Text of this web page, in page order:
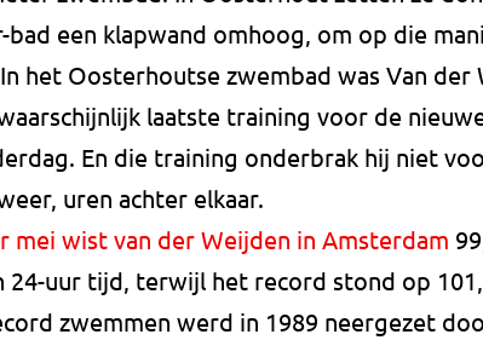
bad een klapwand omhoog, om op die
het Oosterhoutse zwembad was Van der
laatste training voor de
En die training onderbrak hij niet
uren achter elkaar.
mei wist van der Weijden in Amsterdam
24-uur tijd, terwijl het record stond op
zwemmen werd in 1989 neergezet